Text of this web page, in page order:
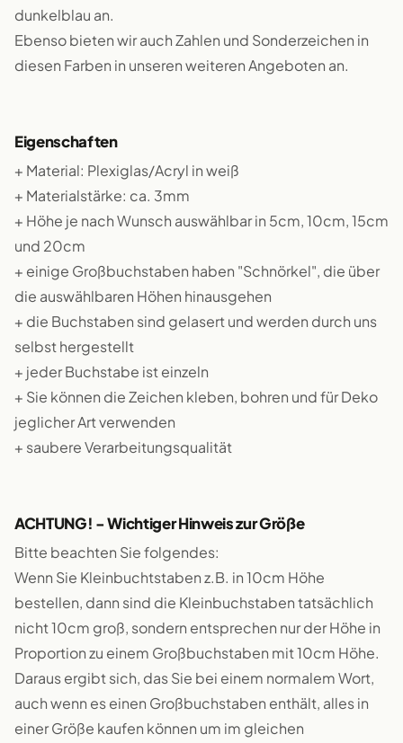
dunkelblau an.
Ebenso bieten wir auch Zahlen und Sonderzeichen in
diesen Farben in unseren weiteren Angeboten an.
Eigenschaften
+ Material: Plexiglas/Acryl in weiß
+ Materialstärke: ca. 3mm
+ Höhe je nach Wunsch auswählbar in 5cm, 10cm, 15cm
und 20cm
+ einige Großbuchstaben haben "Schnörkel", die über
die auswählbaren Höhen hinausgehen
+ die Buchstaben sind gelasert und werden durch uns
selbst hergestellt
+ jeder Buchstabe ist einzeln
+ Sie können die Zeichen kleben, bohren und für Deko
jeglicher Art verwenden
+ saubere Verarbeitungsqualität
ACHTUNG! - Wichtiger Hinweis zur Größe
Bitte beachten Sie folgendes:
Wenn Sie Kleinbuchtstaben z.B. in 10cm Höhe
bestellen, dann sind die Kleinbuchstaben tatsächlich
nicht 10cm groß, sondern entsprechen nur der Höhe in
Proportion zu einem Großbuchstaben mit 10cm Höhe.
Daraus ergibt sich, das Sie bei einem normalem Wort,
auch wenn es einen Großbuchstaben enthält, alles in
einer Größe kaufen können um im gleichen